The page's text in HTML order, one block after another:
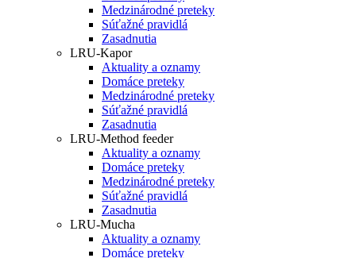
Medzinárodné preteky
Súťažné pravidlá
Zasadnutia
LRU-Kapor
Aktuality a oznamy
Domáce preteky
Medzinárodné preteky
Súťažné pravidlá
Zasadnutia
LRU-Method feeder
Aktuality a oznamy
Domáce preteky
Medzinárodné preteky
Súťažné pravidlá
Zasadnutia
LRU-Mucha
Aktuality a oznamy
Domáce preteky